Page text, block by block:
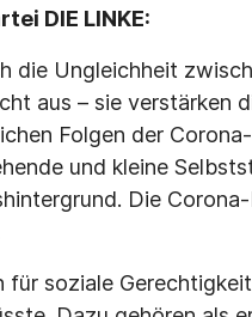
DIE LINKE:
die Ungleichheit
aus – sie verstärken
Folgen der
und kleine
Die
soziale